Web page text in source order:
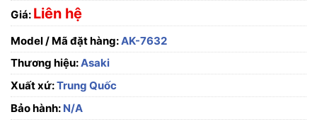
Giá: Liên hệ
Model / Mã đặt hàng:AK-7632
Thương hiệu:Asaki
Xuất xứ:Trung Quốc
Bảo hành: N/A